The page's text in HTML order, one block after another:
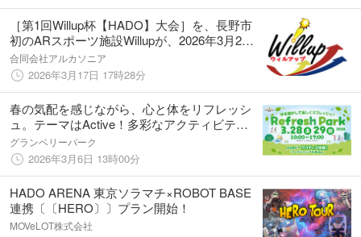
［第1回Willup杯【HADO】大会］を、長野市
初のARスポーツ施設Willupが、2026年3月21
日(土)に開催
合同会社アルカソニア
2026年3月17日 17時28分
春の気配を感じながら、心と体をリフレッシ
ュ。テーマはActive！多彩なアクティビティ
とAR体験、締めくくりは足湯でリフレッシュ
REFRESH PARK 2026を開催！
グランベリーパーク
2026年3月6日 13時00分
HADO ARENA 東京ソラマチ×ROBOT BASE
連携〔〔HERO〕〕プラン開始！
MOVeLOT株式会社